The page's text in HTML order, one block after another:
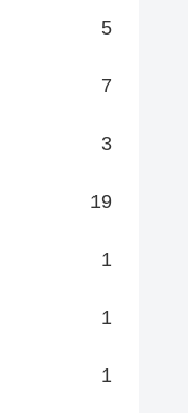
5
7
3
19
1
1
1